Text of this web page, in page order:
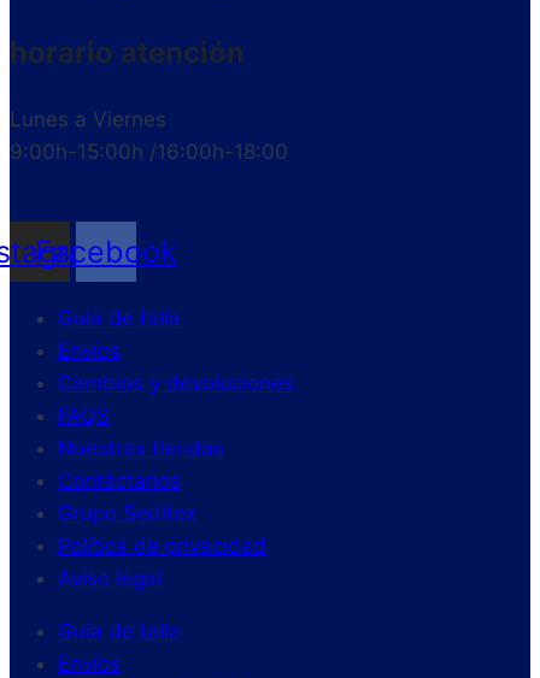
horario atención
Lunes a Viernes
9:00h-15:00h /16:00h-18:00
Facebook
Guía de talla
Envíos
Cambios y devoluciones
FAQS
Nuestras tiendas
Contáctanos
Grupo Seditex
Política de privacidad
Aviso legal
Guía de talla
Envíos